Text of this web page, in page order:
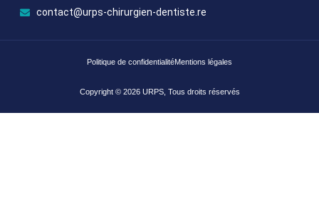
contact@urps-chirurgien-dentiste.re
Politique de confidentialitéMentions légales
Copyright © 2026 URPS, Tous droits réservés